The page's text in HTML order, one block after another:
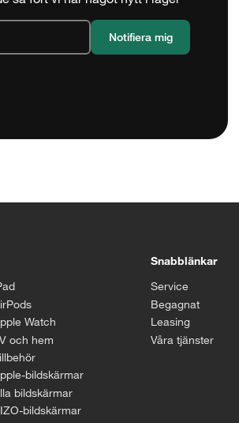
Watch
och hem
bildskärmar
bildskärmar
bildskärmar
Snabblänkar
Service
Begagnat
Leasing
Våra tjänster